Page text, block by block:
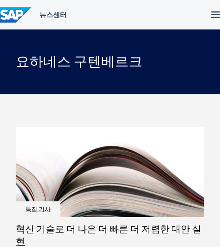
텐
츠
건
요하네스 구텐베르크
특집 기사
혁신 기술로 더 나은 더 빠른 더 저렴한 대안 실
현